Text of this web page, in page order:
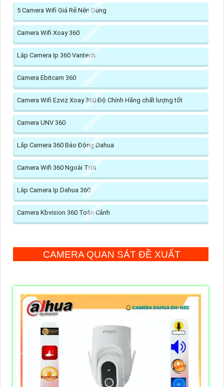
5 Camera Wifi Giá Rẻ Nên Dùng
Camera Wifi Xoay 360
Lắp Camera Ip 360 Vantech
Camera Ebitcam 360
Camera Wifi Ezviz Xoay 360 Độ Chính Hãng chất lượng tốt
Camera UNV 360
Lăp Camera 360 Báo Động Dahua
Camera Wifi 360 Ngoài Trời
Lắp Camera Ip Dahua 360
Camera Kbvision 360 Toàn Cảnh
CAMERA QUAN SÁT ĐỀ XUẤT